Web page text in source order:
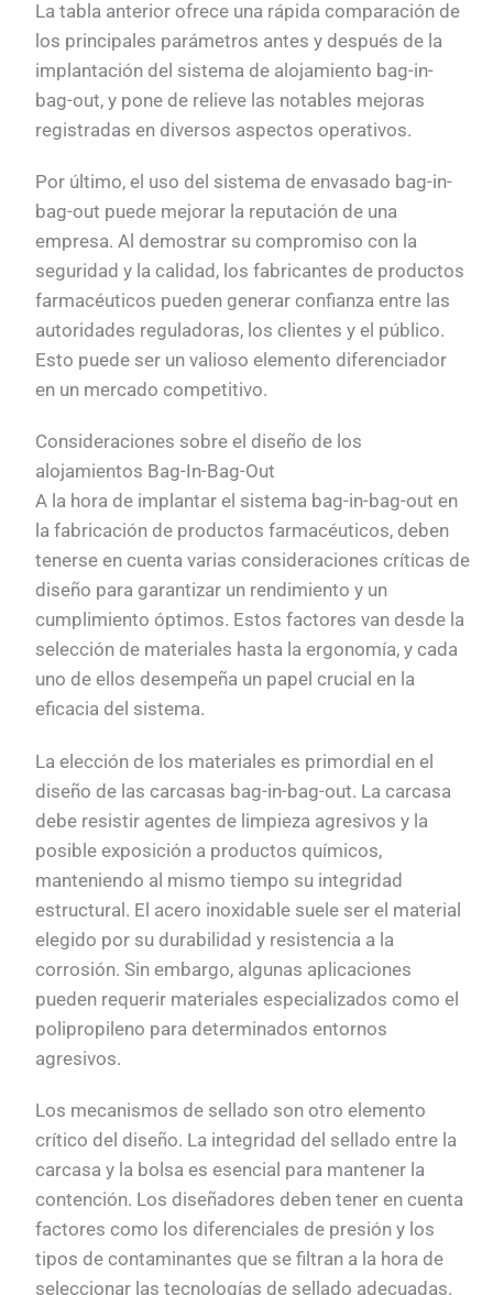
La tabla anterior ofrece una rápida comparación de
los principales parámetros antes y después de la
implantación del sistema de alojamiento bag-in-
bag-out, y pone de relieve las notables mejoras
registradas en diversos aspectos operativos.
Por último, el uso del sistema de envasado bag-in-
bag-out puede mejorar la reputación de una
empresa. Al demostrar su compromiso con la
seguridad y la calidad, los fabricantes de productos
farmacéuticos pueden generar confianza entre las
autoridades reguladoras, los clientes y el público.
Esto puede ser un valioso elemento diferenciador
en un mercado competitivo.
Consideraciones sobre el diseño de los
alojamientos Bag-In-Bag-Out
A la hora de implantar el sistema bag-in-bag-out en
la fabricación de productos farmacéuticos, deben
tenerse en cuenta varias consideraciones críticas de
diseño para garantizar un rendimiento y un
cumplimiento óptimos. Estos factores van desde la
selección de materiales hasta la ergonomía, y cada
uno de ellos desempeña un papel crucial en la
eficacia del sistema.
La elección de los materiales es primordial en el
diseño de las carcasas bag-in-bag-out. La carcasa
debe resistir agentes de limpieza agresivos y la
posible exposición a productos químicos,
manteniendo al mismo tiempo su integridad
estructural. El acero inoxidable suele ser el material
elegido por su durabilidad y resistencia a la
corrosión. Sin embargo, algunas aplicaciones
pueden requerir materiales especializados como el
polipropileno para determinados entornos
agresivos.
Los mecanismos de sellado son otro elemento
crítico del diseño. La integridad del sellado entre la
carcasa y la bolsa es esencial para mantener la
contención. Los diseñadores deben tener en cuenta
factores como los diferenciales de presión y los
tipos de contaminantes que se filtran a la hora de
seleccionar las tecnologías de sellado adecuadas.